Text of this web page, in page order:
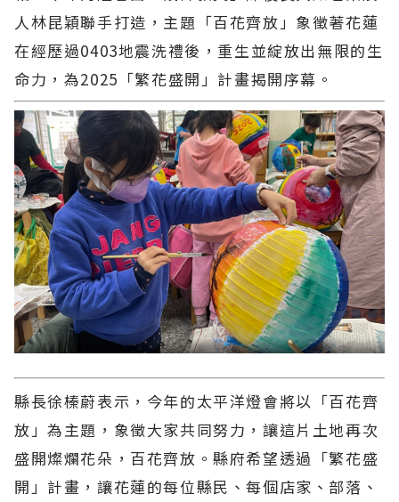
人林昆穎聯手打造，主題「百花齊放」象徵著花蓮
在經歷過0403地震洗禮後，重生並綻放出無限的生
命力，為2025「繁花盛開」計畫揭開序幕。
縣長徐榛蔚表示，今年的太平洋燈會將以「百花齊
放」為主題，象徵大家共同努力，讓這片土地再次
盛開燦爛花朵，百花齊放。縣府希望透過「繁花盛
開」計畫，讓花蓮的每位縣民、每個店家、部落、